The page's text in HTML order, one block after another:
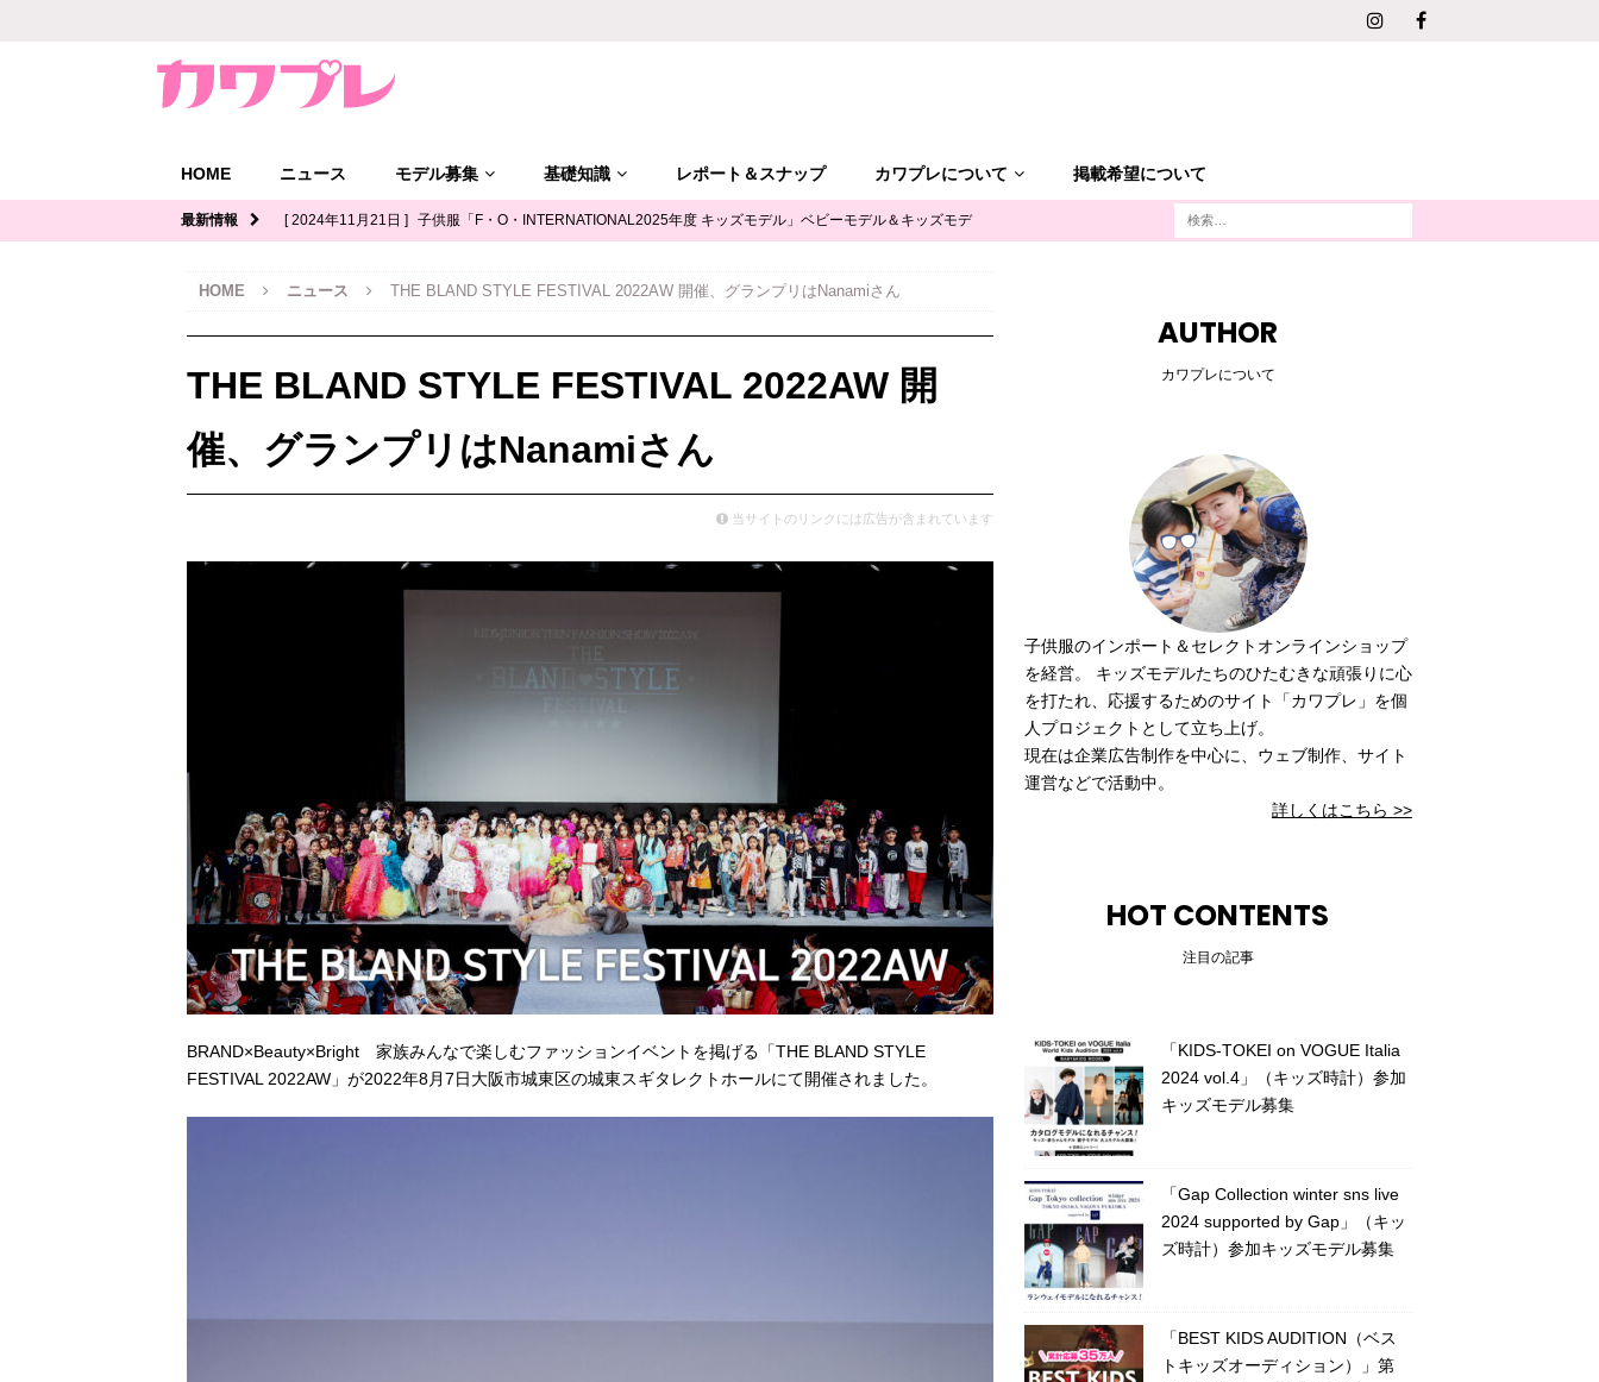
HOME ニュース モデル募集 基礎知識 レポート＆スナップ カワプレについて 掲載希望について
最新情報 [ 2024年11月21日 ] 子供服「F・O・INTERNATIONAL2025年度 キッズモデル」ベビーモデル＆キッズモデ
[ 2024年11月12日 ] ジュニアブランド「ALGY(アルジー)」公式サポータージュニアモデル募集
デル募集
[ 2024年11月11日 ] 写真館「YOUSmile（ユースマイル）」七五三キッズモデル募集｜兵庫 キッズモデ
[ 2024年11月8日 ] 「イオンモール多摩平の森」ファッションショー参加キッズモデル募集｜関東東京
HOME ニュース THE BLAND STYLE FESTIVAL 2022AW 開催、グランプリはNanamiさん
THE BLAND STYLE FESTIVAL 2022AW 開
催、グランプリはNanamiさん
当サイトのリンクには広告が含まれています
BRAND×Beauty×Bright 家族みんなで楽しむファッションイベントを掲げる「THE BLAND STYLE
FESTIVAL 2022AW」が2022年8月7日大阪市城東区の城東スギタレクトホールにて開催されました。
AUTHOR
カワプレについて
子供服のインポート＆セレクトオンラインショップ
を経営。 キッズモデルたちのひたむきな頑張りに心
を打たれ、応援するためのサイト「カワプレ」を個
人プロジェクトとして立ち上げ。
現在は企業広告制作を中心に、ウェブ制作、サイト
運営などで活動中。
詳しくはこちら >>
HOT CONTENTS
注目の記事
「KIDS-TOKEI on VOGUE Italia
2024 vol.4」（キッズ時計）参加
キッズモデル募集
「Gap Collection winter sns live
2024 supported by Gap」（キッ
ズ時計）参加キッズモデル募集
「BEST KIDS AUDITION（ベス
トキッズオーディション）」第